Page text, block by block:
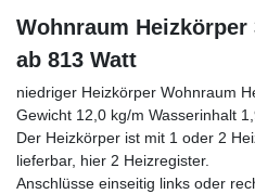
Wohnraum Heizkörper
ab 813 Watt
niedriger Heizkörper Wohnraum
Gewicht 12,0 kg/m Wasserinhalt
Der Heizkörper ist mit 1 oder 2
lieferbar, hier 2 Heizregister.
Anschlüsse einseitig links oder